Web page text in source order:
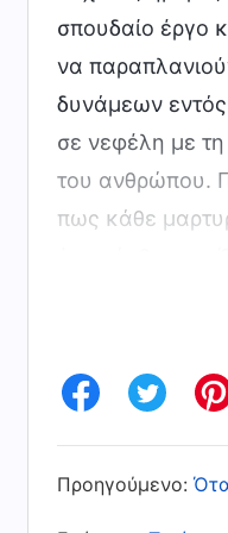
σπουδαίο έργο
να
δυνάμεων εντός
σε νεφέλη με
του ανθρώπου.
πως κάθε
εκκλησίες,
εμφάνιση και
αλλά θρηνούν
δεν ξέρει αν θα
Του, ο Κύριος
Προηγούμενο: